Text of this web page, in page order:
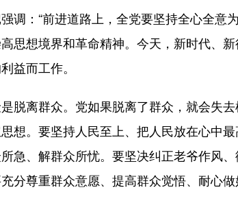
：“前进道路上，全党要坚持全心全意
思想境界和革命精神。今天，新时代、
益而工作。
离群众。党如果脱离了群众，就会失去
想。要坚持人民至上、把人民放在心中
急、解群众所忧。要坚决纠正老爷作风
分尊重群众意愿、提高群众觉悟、耐心